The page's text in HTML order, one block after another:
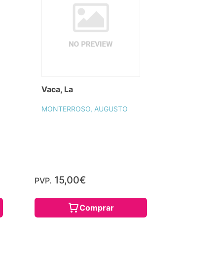
Vaca, La
MONTERROSO, AUGUSTO
PVP. 15,00€
Comprar